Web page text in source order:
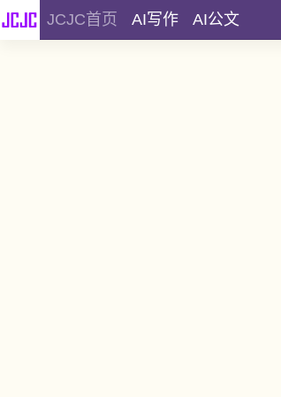
JCJC首页 AI写作 AI公文